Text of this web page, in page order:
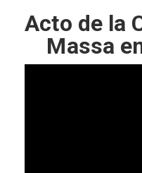
Acto de la
Massa